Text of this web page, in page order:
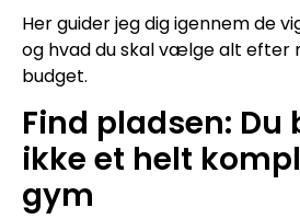
Her guider jeg dig igennem de
og hvad du skal vælge alt efter
budget.
Find pladsen: Du
ikke et helt
gym